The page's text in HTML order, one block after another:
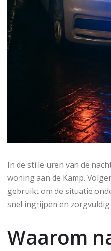
In de stille uren van de
woning aan de Kamp.
gebruikt om de situatie
snel ingrijpen en
Waarom